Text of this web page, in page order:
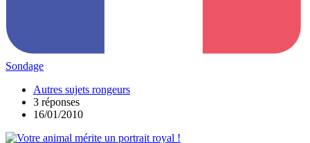
Sondage
Autres sujets rongeurs
3 réponses
16/01/2010